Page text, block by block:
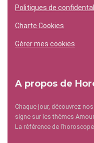
Politiques de
Charte Cookies
Gérer mes cookies
A propos de
Chaque jour, découvrez
signe sur les thèmes
La référence de